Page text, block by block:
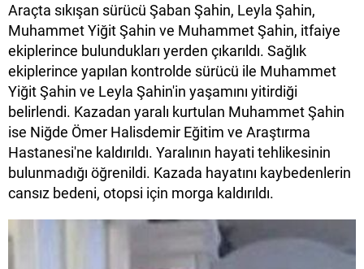
Araçta sıkışan sürücü Şaban Şahin, Leyla Şahin,
Muhammet Yiğit Şahin ve Muhammet Şahin, itfaiye
ekiplerince bulundukları yerden çıkarıldı. Sağlık
ekiplerince yapılan kontrolde sürücü ile Muhammet
Yiğit Şahin ve Leyla Şahin'in yaşamını yitirdiği
belirlendi. Kazadan yaralı kurtulan Muhammet Şahin
ise Niğde Ömer Halisdemir Eğitim ve Araştırma
Hastanesi'ne kaldırıldı. Yaralının hayati tehlikesinin
bulunmadığı öğrenildi. Kazada hayatını kaybedenlerin
cansız bedeni, otopsi için morga kaldırıldı.